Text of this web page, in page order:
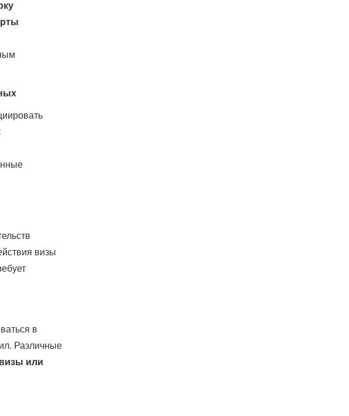
визы
в
Различные
или